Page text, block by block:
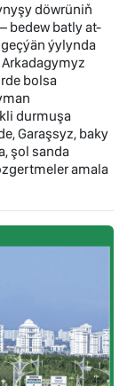
döwrüniň
bedew batly at-
ýylynda
bolsa
durmuşa
Garaşsyz, baky
şol sanda
amala